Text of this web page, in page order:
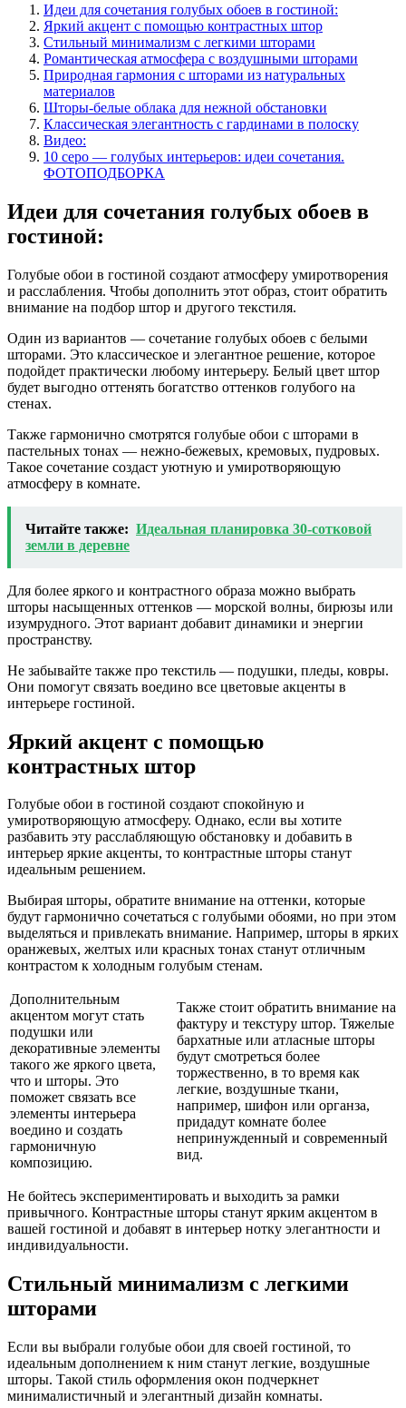
Идеи для сочетания голубых обоев в гостиной:
Яркий акцент с помощью контрастных штор
Стильный минимализм с легкими шторами
Романтическая атмосфера с воздушными шторами
Природная гармония с шторами из натуральных
материалов
Шторы-белые облака для нежной обстановки
Классическая элегантность с гардинами в полоску
Видео:
10 серо — голубых интерьеров: идеи сочетания.
ФОТОПОДБОРКА
Идеи для сочетания голубых обоев в
гостиной:
Голубые обои в гостиной создают атмосферу умиротворения
и расслабления. Чтобы дополнить этот образ, стоит обратить
внимание на подбор штор и другого текстиля.
Один из вариантов — сочетание голубых обоев с белыми
шторами. Это классическое и элегантное решение, которое
подойдет практически любому интерьеру. Белый цвет штор
будет выгодно оттенять богатство оттенков голубого на
стенах.
Также гармонично смотрятся голубые обои с шторами в
пастельных тонах — нежно-бежевых, кремовых, пудровых.
Такое сочетание создаст уютную и умиротворяющую
атмосферу в комнате.
Читайте также: Идеальная планировка 30-сотковой
земли в деревне
Для более яркого и контрастного образа можно выбрать
шторы насыщенных оттенков — морской волны, бирюзы или
изумрудного. Этот вариант добавит динамики и энергии
пространству.
Не забывайте также про текстиль — подушки, пледы, ковры.
Они помогут связать воедино все цветовые акценты в
интерьере гостиной.
Яркий акцент с помощью
контрастных штор
Голубые обои в гостиной создают спокойную и
умиротворяющую атмосферу. Однако, если вы хотите
разбавить эту расслабляющую обстановку и добавить в
интерьер яркие акценты, то контрастные шторы станут
идеальным решением.
Выбирая шторы, обратите внимание на оттенки, которые
будут гармонично сочетаться с голубыми обоями, но при этом
выделяться и привлекать внимание. Например, шторы в ярких
оранжевых, желтых или красных тонах станут отличным
контрастом к холодным голубым стенам.
Дополнительным
акцентом могут стать
подушки или
декоративные элементы
такого же яркого цвета,
что и шторы. Это
поможет связать все
элементы интерьера
воедино и создать
гармоничную
композицию.
Также стоит обратить внимание на
фактуру и текстуру штор. Тяжелые
бархатные или атласные шторы
будут смотреться более
торжественно, в то время как
легкие, воздушные ткани,
например, шифон или органза,
придадут комнате более
непринужденный и современный
вид.
Не бойтесь экспериментировать и выходить за рамки
привычного. Контрастные шторы станут ярким акцентом в
вашей гостиной и добавят в интерьер нотку элегантности и
индивидуальности.
Стильный минимализм с легкими
шторами
Если вы выбрали голубые обои для своей гостиной, то
идеальным дополнением к ним станут легкие, воздушные
шторы. Такой стиль оформления окон подчеркнет
минималистичный и элегантный дизайн комнаты.